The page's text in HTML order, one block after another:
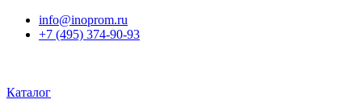
info@inoprom.ru
+7 (495) 374-90-93
Каталог